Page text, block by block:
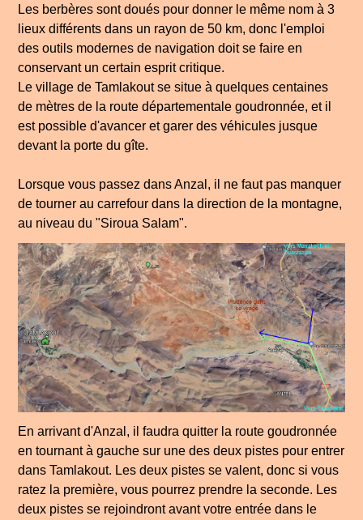
Les berbères sont doués pour donner le même nom à 3
lieux différents dans un rayon de 50 km, donc l'emploi
des outils modernes de navigation doit se faire en
conservant un certain esprit critique.
Le village de Tamlakout se situe à quelques centaines
de mètres de la route départementale goudronnée, et il
est possible d'avancer et garer des véhicules jusque
devant la porte du gîte.
Lorsque vous passez dans Anzal, il ne faut pas manquer
de tourner au carrefour dans la direction de la montagne,
au niveau du "Siroua Salam".
En arrivant d'Anzal, il faudra quitter la route goudronnée
en tournant à gauche sur une des deux pistes pour entrer
dans Tamlakout. Les deux pistes se valent, donc si vous
ratez la première, vous pourrez prendre la seconde. Les
deux pistes se rejoindront avant votre entrée dans le